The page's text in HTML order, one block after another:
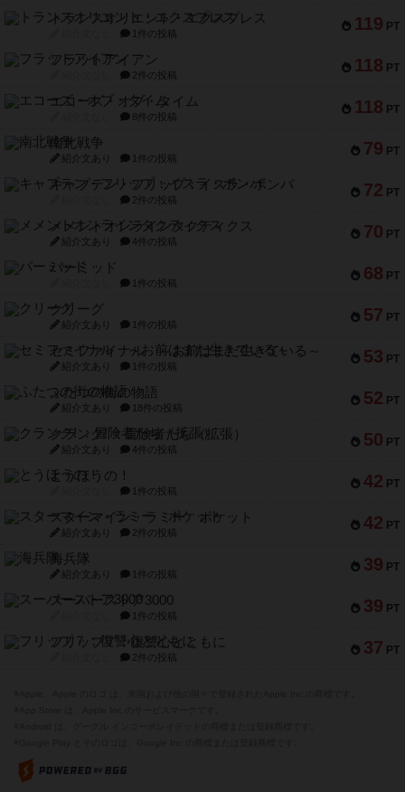
119 PT
トランスオリエント・エクスプレス
1件の投稿
118 PT
フラットアイアン
2件の投稿
118 PT
エコーズ・オブ・タイム
8件の投稿
79 PT
南北戦争
紹介文あり 1件の投稿
72 PT
キャプテン・フリップ：イスラ・ボンバ
2件の投稿
70 PT
メメントオンラインタクティクス
紹介文あり 4件の投稿
68 PT
パーミッド
1件の投稿
57 PT
クリーグ
紹介文あり 1件の投稿
53 PT
セミファイナル ～お前はまだ生きている～
紹介文あり 1件の投稿
52 PT
ふたつの街の物語
紹介文あり 18件の投稿
50 PT
クランク! ：冒険者たち（拡張）
紹介文あり 4件の投稿
42 PT
とうほうの！
1件の投稿
42 PT
スターマイン・ラミー ポケット
紹介文あり 2件の投稿
39 PT
海兵隊
紹介文あり 1件の投稿
39 PT
スーパーストア3000
1件の投稿
37 PT
フリップ７：復讐心とともに
2件の投稿